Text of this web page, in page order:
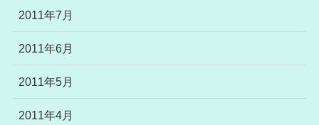
2011年7月
2011年6月
2011年5月
2011年4月